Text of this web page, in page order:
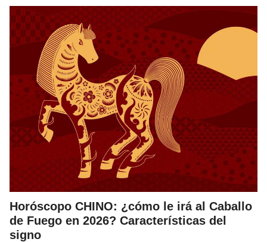
Horóscopo CHINO: ¿cómo le irá al Caballo
de Fuego en 2026? Características del
signo